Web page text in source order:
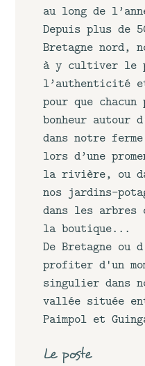
au long de
Depuis plus de
Bretagne nord,
à y cultiver le
l’authenticité
pour que
bonheur autour
dans notre
lors d’une
la rivière, ou
nos jardins-
dans les
la boutique...
De Bretagne
profiter d'un
singulier dans
vallée située
Paimpol et
Le poste